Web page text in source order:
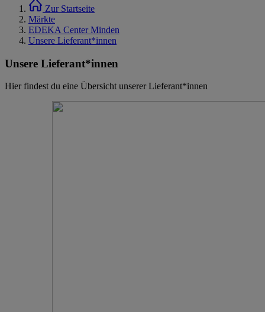
Zur Startseite
Märkte
EDEKA Center Minden
Unsere Lieferant*innen
Unsere Lieferant*innen
Hier findest du eine Übersicht unserer Lieferant*innen